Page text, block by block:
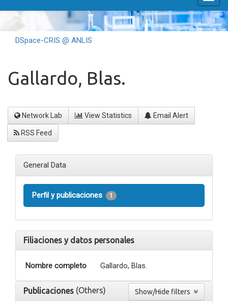
DSpace-CRIS @ ANLIS
Gallardo, Blas.
Network Lab View Statistics Email Alert
RSS Feed
General Data
Perfil y publicaciones 1
Filiaciones y datos personales
Nombre completo Gallardo, Blas.
Publicaciones (Others)